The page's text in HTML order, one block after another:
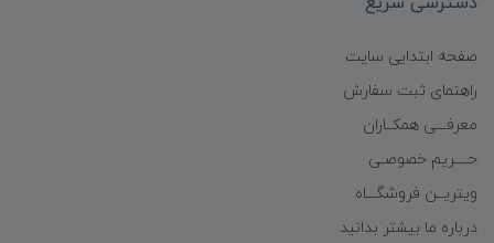
صفحه ابتدایی سایت
راهنمای ثبت سفارش
معرفـــی همکــاران
حــــریم خصوصـی
ویتریــن فروشگـــاه
درباره ما بیشتر بدانید